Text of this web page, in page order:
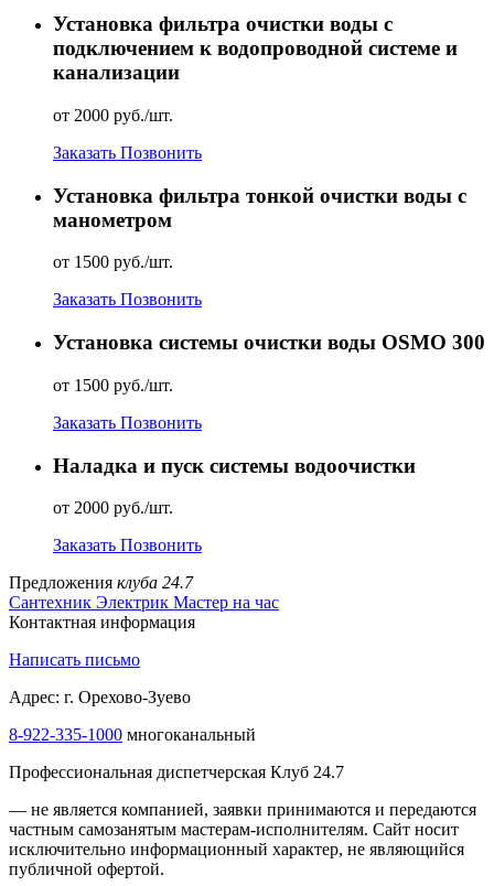
Установка фильтра очистки воды с
подключением к водопроводной системе и
канализации
от 2000 руб./шт.
Заказать Позвонить
Установка фильтра тонкой очистки воды с
манометром
от 1500 руб./шт.
Заказать Позвонить
Установка системы очистки воды OSMO 300
от 1500 руб./шт.
Заказать Позвонить
Наладка и пуск системы водоочистки
от 2000 руб./шт.
Заказать Позвонить
Предложения клуба 24.7
Сантехник Электрик Мастер на час
Контактная информация
Написать письмо
Адрес: г. Орехово-Зуево
8-922-335-2000 многоканальный
Профессиональная диспетчерская Клуб 24.7
— не является компанией, заявки принимаются и передаются
частным самозанятым мастерам‑исполнителям. Сайт носит
исключительно информационный характер, не являющийся
публичной офертой.